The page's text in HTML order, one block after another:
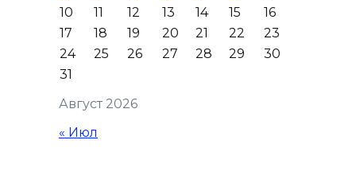
Август 2026
10
11 12 13 14 15
16
17
18 19 20 21 22
23
24
25 26 27 28 29
30
31
« Июл